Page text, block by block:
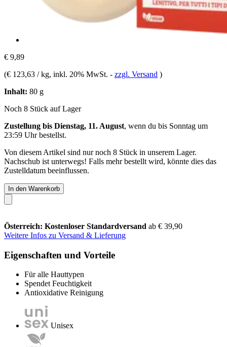
€ 9,89
(€ 123,63 / kg, inkl. 20% MwSt. - zzgl. Versand )
Inhalt: 80 g
Noch 8 Stück auf Lager
Zustellung bis Dienstag, 11. August, wenn du bis Sonntag um
23:59 Uhrbestellst.
Von diesem Artikel sind nur noch 8 Stück in unserem Lager.
Nachschub ist unterwegs! Falls mehr bestellt wird, könnte dies das
Zustelldatum beeinflussen.
In den Warenkorb
Österreich: Kostenloser Standardversand ab € 39,90
Weitere Infos zu Versand & Lieferung
Eigenschaften und Vorteile
Für alle Hauttypen
Spendet Feuchtigkeit
Antioxidative Reinigung
Unisex